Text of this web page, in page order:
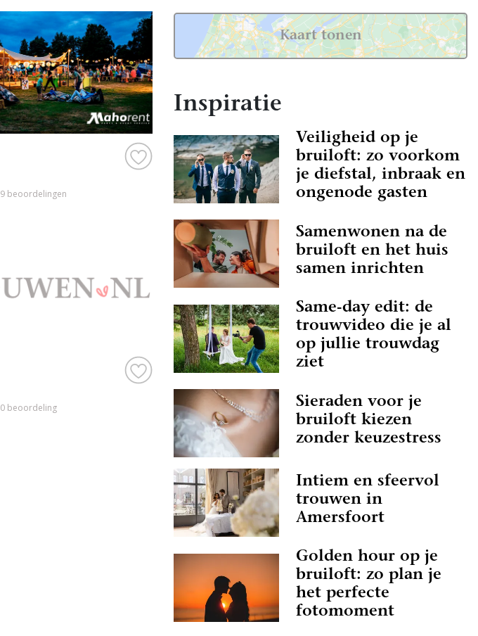
9 beoordelingen
0 beoordeling
Kaart tonen
Inspiratie
Veiligheid op je
bruiloft: zo voorkom
je diefstal, inbraak en
ongenode gasten
Samenwonen na de
bruiloft en het huis
samen inrichten
Same-day edit: de
trouwvideo die je al
op jullie trouwdag
ziet
Sieraden voor je
bruiloft kiezen
zonder keuzestress
Intiem en sfeervol
trouwen in
Amersfoort
Golden hour op je
bruiloft: zo plan je
het perfecte
fotomoment